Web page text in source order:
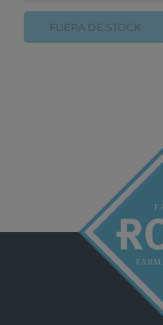
FUERA DE STOCK